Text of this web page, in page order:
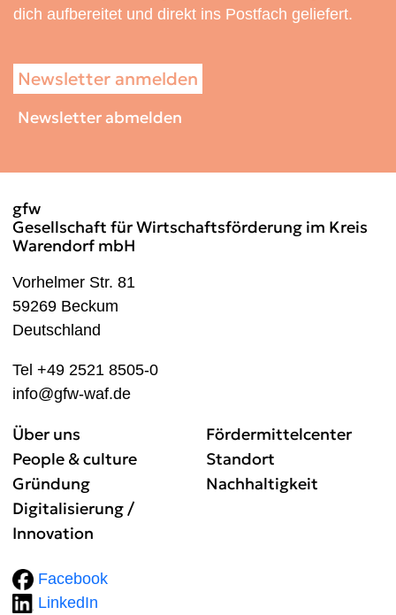
dich aufbereitet und direkt ins Postfach geliefert.
Newsletter anmelden
Newsletter abmelden
gfw
Gesellschaft für Wirtschaftsförderung im Kreis
Warendorf mbH
Vorhelmer Str. 81
59269 Beckum
Deutschland
Tel +49 2521 8505-0
info@gfw-waf.de
Über uns
People & culture
Gründung
Digitalisierung /
Innovation
Fördermittelcenter
Standort
Nachhaltigkeit
Facebook
LinkedIn